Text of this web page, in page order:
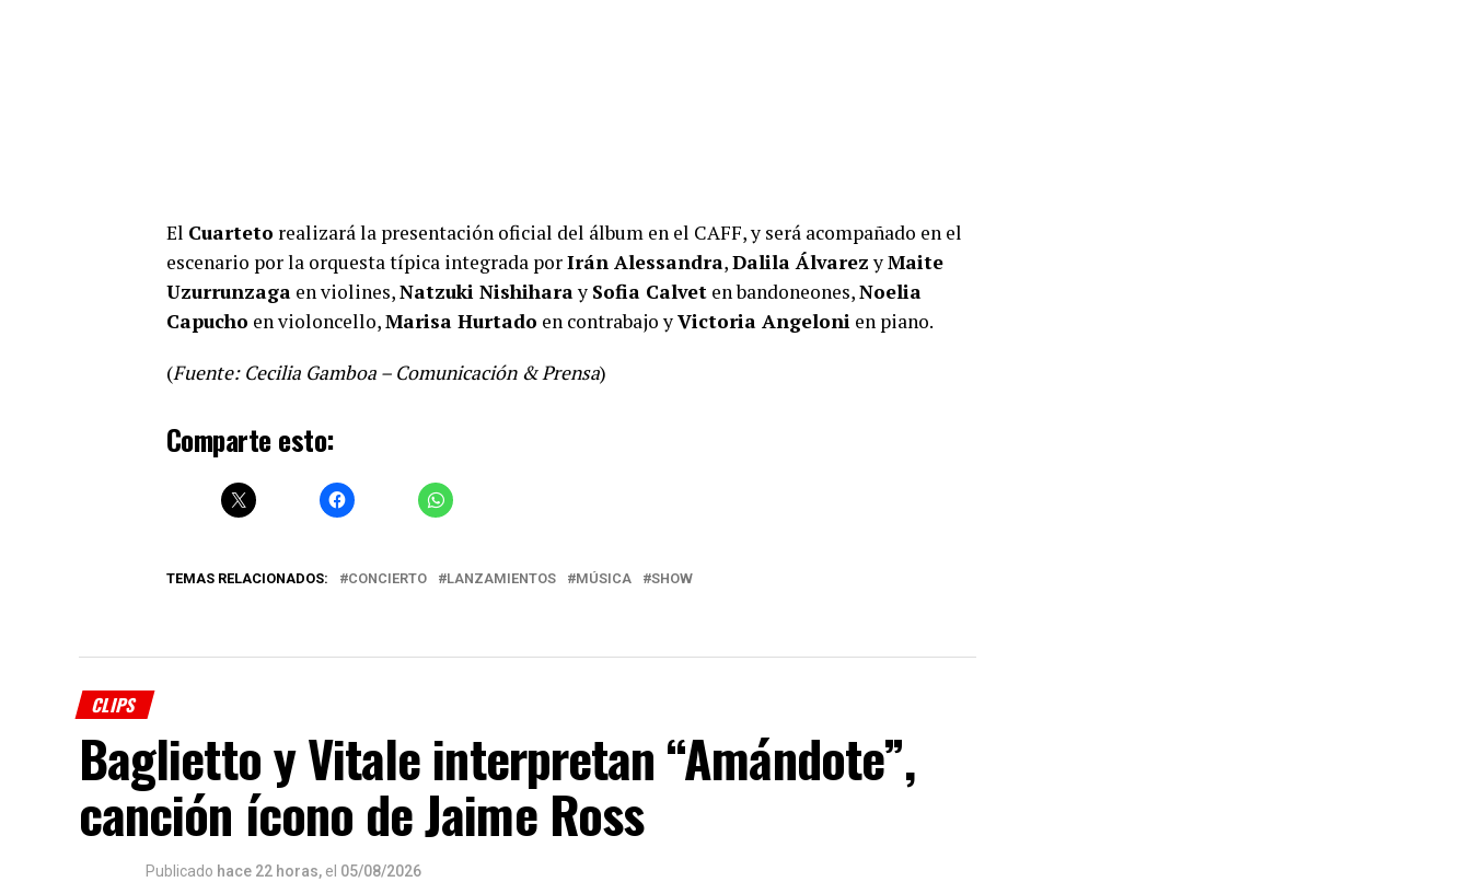
El Cuarteto realizará la presentación oficial del álbum en el CAFF, y será acompañado en el
escenario por la orquesta típica integrada porIrán Alessandra,Dalila ÁlvarezyMaite
Uzurrunzaga en violines,Natzuki Nishiharay Sofia Calvet en bandoneones,Noelia
Capucho en violoncello,Marisa Hurtado en contrabajo yVictoria Angeloni en piano.
(Fuente: Cecilia Gamboa – Comunicación & Prensa)
Comparte esto:
TEMAS RELACIONADOS: CONCIERTO LANZAMIENTOS MÚSICA SHOW
CLIPS
Baglietto y Vitale interpretan “Amándote”,
canción ícono de Jaime Ross
Publicado hace 22 horas, el 05/08/2026